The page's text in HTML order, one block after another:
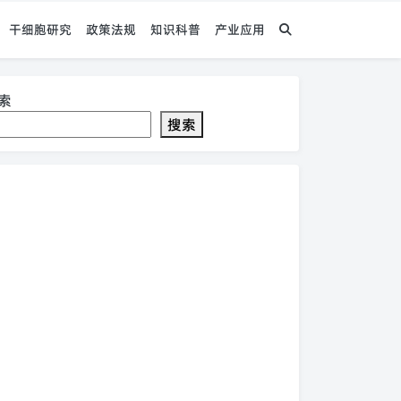
干细胞研究 政策法规 知识科普 产业应用
搜索